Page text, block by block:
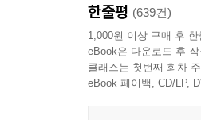
한줄평 (639건)
1,000원 이상 구매 후 한
eBook은 다운로드 후
클래스는 첫번째 회차
eBook 페이백, CD/LP,